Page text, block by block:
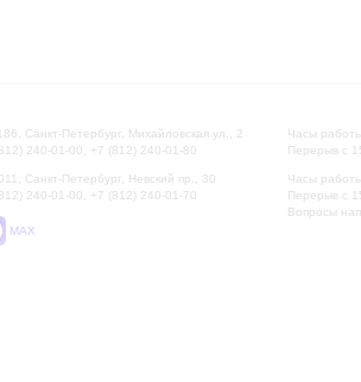
Санкт-Петербург, Михайловская ул., 2
240-01-00, +7 (812) 240-01-80
Санкт-Петербург, Невский пр., 30
240-01-00, +7 (812) 240-01-70
MAX
Часы
Перерыв с
Часы
Перерыв с
Вопросы